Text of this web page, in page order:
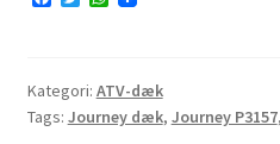
o
o
k
e
r
A
p
p
Kategori: ATV-dæk
Tags: Journey dæk, Journey P3157,